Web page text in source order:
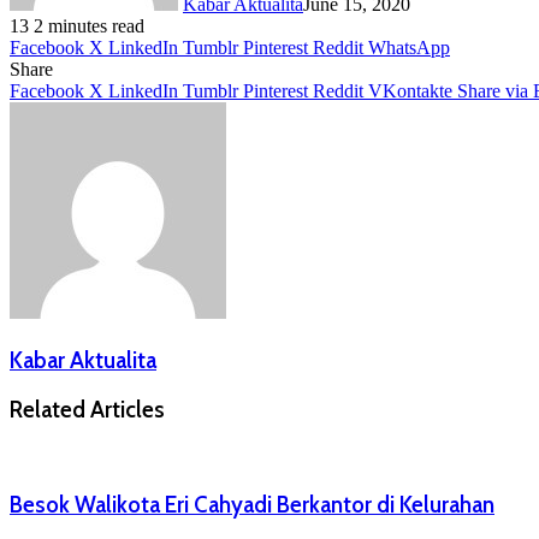
13 2 minutes read
Facebook X LinkedIn Tumblr Pinterest Reddit WhatsApp
Share
Facebook X LinkedIn Tumblr Pinterest Reddit VKontakte Share via
Kabar Aktualita
Related Articles
Besok Walikota Eri Cahyadi Berkantor di Kelurahan